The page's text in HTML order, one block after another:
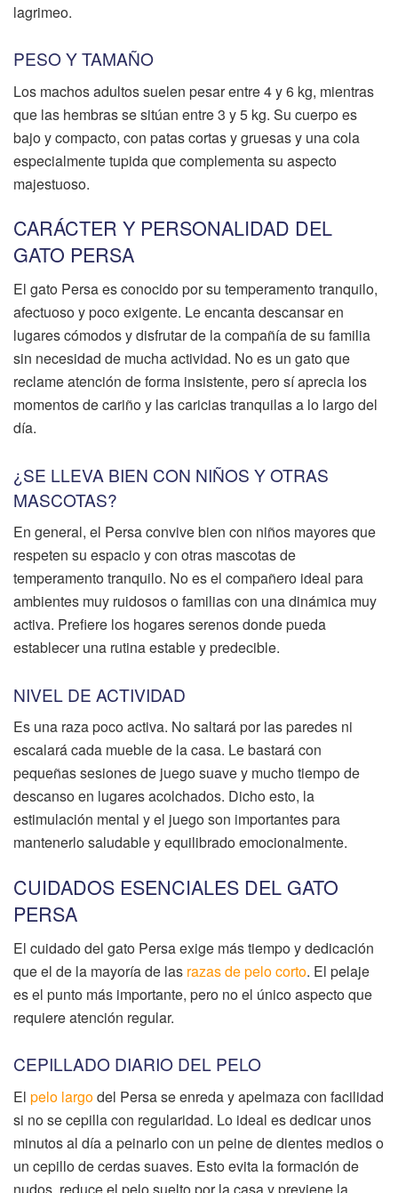
lagrimeo.
PESO Y TAMAÑO
Los machos adultos suelen pesar entre 4 y 6 kg, mientras
que las hembras se sitúan entre 3 y 5 kg. Su cuerpo es
bajo y compacto, con patas cortas y gruesas y una cola
especialmente tupida que complementa su aspecto
majestuoso.
CARÁCTER Y PERSONALIDAD DEL
GATO PERSA
El gato Persa es conocido por su temperamento tranquilo,
afectuoso y poco exigente. Le encanta descansar en
lugares cómodos y disfrutar de la compañía de su familia
sin necesidad de mucha actividad. No es un gato que
reclame atención de forma insistente, pero sí aprecia los
momentos de cariño y las caricias tranquilas a lo largo del
día.
¿SE LLEVA BIEN CON NIÑOS Y OTRAS
MASCOTAS?
En general, el Persa convive bien con niños mayores que
respeten su espacio y con otras mascotas de
temperamento tranquilo. No es el compañero ideal para
ambientes muy ruidosos o familias con una dinámica muy
activa. Prefiere los hogares serenos donde pueda
establecer una rutina estable y predecible.
NIVEL DE ACTIVIDAD
Es una raza poco activa. No saltará por las paredes ni
escalará cada mueble de la casa. Le bastará con
pequeñas sesiones de juego suave y mucho tiempo de
descanso en lugares acolchados. Dicho esto, la
estimulación mental y el juego son importantes para
mantenerlo saludable y equilibrado emocionalmente.
CUIDADOS ESENCIALES DEL GATO
PERSA
El cuidado del gato Persa exige más tiempo y dedicación
que el de la mayoría de las razas de pelo corto. El pelaje
es el punto más importante, pero no el único aspecto que
requiere atención regular.
CEPILLADO DIARIO DEL PELO
El pelo largodel Persa se enreda y apelmaza con facilidad
si no se cepilla con regularidad. Lo ideal es dedicar unos
minutos al día a peinarlo con un peine de dientes medios o
un cepillo de cerdas suaves. Esto evita la formación de
nudos, reduce el pelo suelto por la casa y previene la